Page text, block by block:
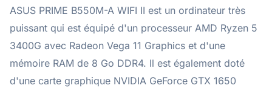
ASUS PRIME B550M-A WIFI II est un ordinateur très
puissant qui est équipé d'un processeur AMD Ryzen 5
3400G avec Radeon Vega 11 Graphics et d'une
mémoire RAM de 8 Go DDR4. Il est également doté
d'une carte graphique NVIDIA GeForce GTX 1650